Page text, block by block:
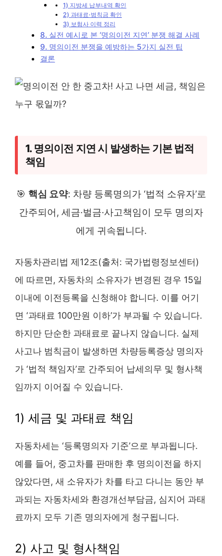
1) 지방세 납부내역 확인
2) 과태료·범칙금 확인
3) 보험사 이력 정리
8. 실전 예시로 본 ‘명의이전 지연’ 분쟁 해결 사례
9. 명의이전 분쟁을 예방하는 5가지 실전 팁
결론
1. 명의이전 지연 시 발생하는 기본 법적
책임
🎯 핵심 요약: 차량 등록명의가 ‘법적 소유자’로
간주되어, 세금·벌금·사고책임이 모두 명의자
에게 귀속됩니다.
자동차관리법 제12조(출처: 국가법령정보센터)
에 따르면, 자동차의 소유자가 변경된 경우 15일
이내에 이전등록을 신청해야 합니다. 이를 어기
면 ‘과태료 100만원 이하’가 부과될 수 있습니다.
하지만 단순한 과태료로 끝나지 않습니다. 실제
사고나 범칙금이 발생하면 차량등록증상 명의자
가 ‘법적 책임자’로 간주되어 납세의무 및 형사책
임까지 이어질 수 있습니다.
1) 세금 및 과태료 책임
자동차세는 ‘등록명의자 기준’으로 부과됩니다.
예를 들어, 중고차를 판매한 후 명의이전을 하지
않았다면, 새 소유자가 차를 타고 다니는 동안 부
과되는 자동차세와 환경개선부담금, 심지어 과태
료까지 모두 기존 명의자에게 청구됩니다.
2) 사고 및 형사책임